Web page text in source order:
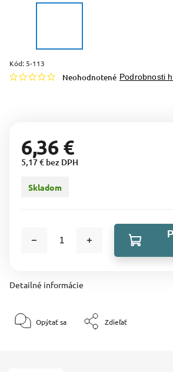
Kód: 5-113
Neohodnotené Podrobnosti
6,36 €
5,17 € bez DPH
Skladom
Detailné informácie
Opýtať sa Zdieľať